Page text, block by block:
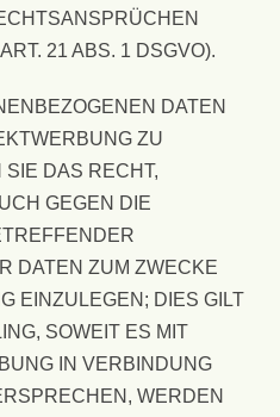
21 ABS. 1 DSGVO).
DATEN
ZU
DAS RECHT,
GEGEN DIE
DATEN ZUM ZWECKE
EINZULEGEN; DIES GILT
SOWEIT ES MIT
IN VERBINDUNG
WERDEN